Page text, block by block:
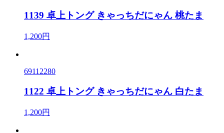
1139 卓上トング きゃっちだにゃん 桃たま
1,200円
69112280
1122 卓上トング きゃっちだにゃん 白たま
1,200円